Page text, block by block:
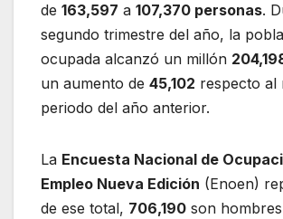
de 163,597 a 107,370 personas.
segundo trimestre del año, la
ocupada alcanzó un millón
un aumento de 45,102 respecto al
periodo del año anterior.
La Encuesta Nacional de
Empleo Nueva Edición (Enoen)
de ese total, 706,190 son